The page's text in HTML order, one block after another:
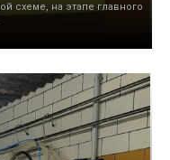
схеме, на этапе главного